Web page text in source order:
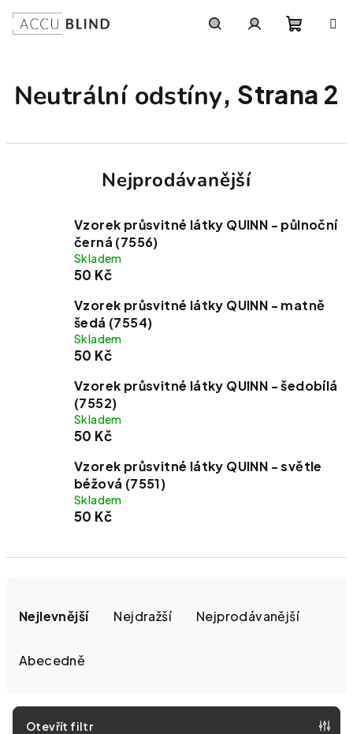
Neutrální odstíny, Strana 2
Nejprodávanější
Vzorek průsvitné látky QUINN - půlnoční
černá (7556)
Skladem
50 Kč
Vzorek průsvitné látky QUINN - matně
šedá (7554)
Skladem
50 Kč
Vzorek průsvitné látky QUINN - šedobílá
(7552)
Skladem
50 Kč
Vzorek průsvitné látky QUINN - světle
béžová (7551)
Skladem
50 Kč
Nejlevnější Nejdražší Nejprodávanější
Abecedně
Otevřít filtr